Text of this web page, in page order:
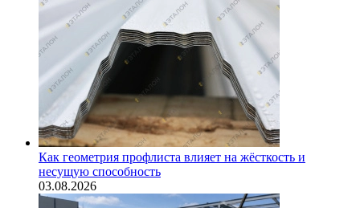
Как геометрия профлиста влияет на жёсткость и
несущую способность
03.08.2026